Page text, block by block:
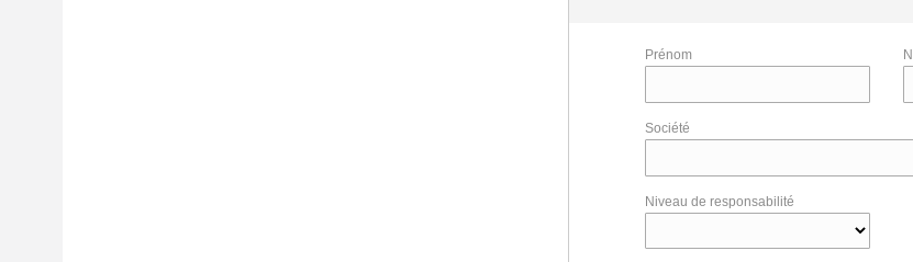
Prénom
Société
Niveau de responsabilité